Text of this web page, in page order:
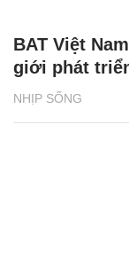
NHỊP SỐNG
BAT Việt
giới phát